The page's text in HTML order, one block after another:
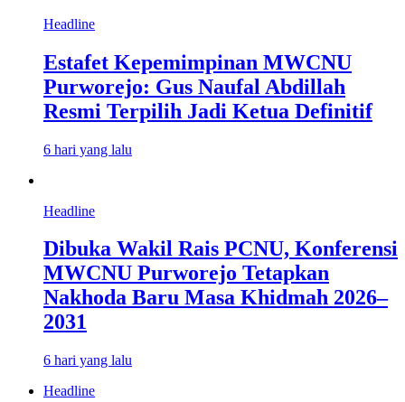
Headline
Estafet Kepemimpinan MWCNU
Purworejo: Gus Naufal Abdillah
Resmi Terpilih Jadi Ketua Definitif
6 hari yang lalu
Headline
Dibuka Wakil Rais PCNU, Konferensi
MWCNU Purworejo Tetapkan
Nakhoda Baru Masa Khidmah 2026–
2031
6 hari yang lalu
Headline